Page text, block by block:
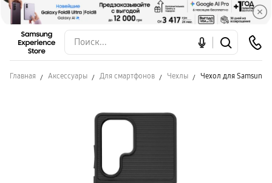
Главная Аксессуары Для смартфонов Чехлы Чехол для Samsung